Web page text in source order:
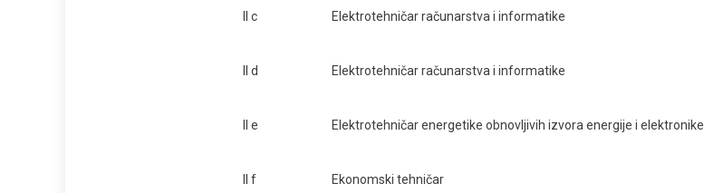
II c Elektrotehničar računarstva i informatike
II d Elektrotehničar računarstva i informatike
II e Elektrotehničar energetike obnovljivih izvora energije i elektronike
II f Ekonomski tehničar